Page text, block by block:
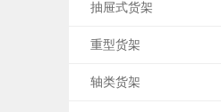
抽屉式货架
重型货架
轴类货架